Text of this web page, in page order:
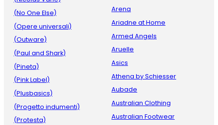
(No One Else)
(Opere universali)
(Outware)
(Paul and Shark)
(Pineta)
(Pink Label)
(Plusbasics)
(Progetto indumenti)
(Protesta)
Arena
Ariadne at Home
Armed Angels
Aruelle
Asics
Athena by Schiesser
Aubade
Australian Clothing
Australian Footwear